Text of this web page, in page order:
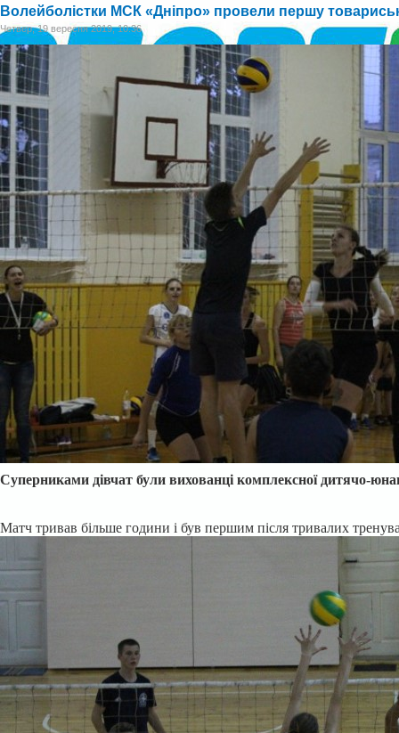
Волейболістки МСК «Дніпро» провели першу
Четвер, 19 вересня 2019, 10:36
Суперниками дівчат були вихованці комплексної дитячо-
Матч тривав більше години і був першим після тривалих